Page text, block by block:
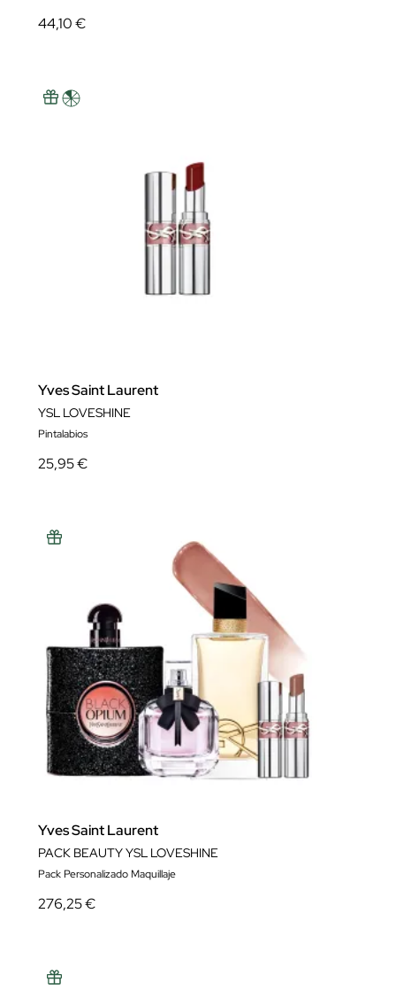
44,10 €
Yves Saint Laurent
YSL LOVESHINE
Pintalabios
25,95 €
Yves Saint Laurent
PACK BEAUTY YSL LOVESHINE
Pack Personalizado Maquillaje
276,25 €